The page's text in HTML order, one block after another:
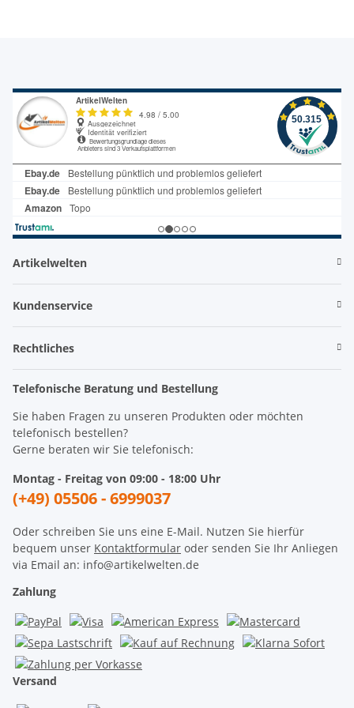
Artikelwelten
Kundenservice
Rechtliches
Telefonische Beratung und Bestellung
Sie haben Fragen zu unseren Produkten oder möchten
telefonisch bestellen?
Gerne beraten wir Sie telefonisch:
Montag - Freitag von 09:00 - 18:00 Uhr
(+49) 05506 - 6999037
Oder schreiben Sie uns eine E-Mail. Nutzen Sie hierfür
bequem unser Kontaktformular oder senden Sie Ihr Anliegen
via Email an: info@artikelwelten.de
Zahlung
Versand